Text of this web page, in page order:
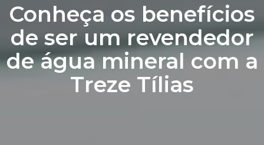
Conheça os benefícios
de ser um revendedor
de água mineral com a
Treze Tílias